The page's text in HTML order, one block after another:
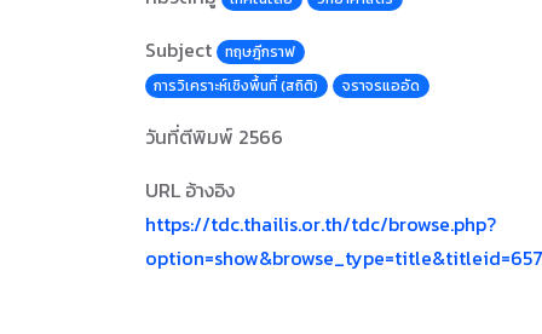
Subject
ทฤษฎีกราฟ
การวิเคราะห์เชิงพื้นที่ (สถิติ)
จราจรแออัด
วันที่ตีพิมพ์ 2566
URL อ้างอิง
https://tdc.thailis.or.th/tdc/browse.php?